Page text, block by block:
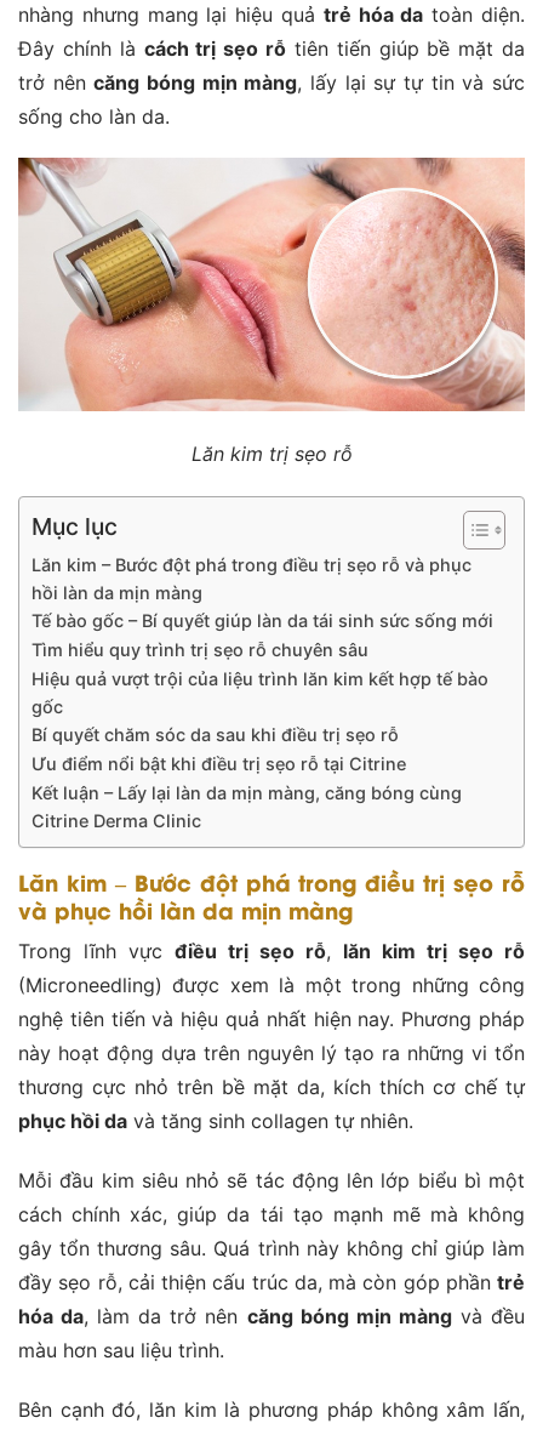
nhàng nhưng mang lại hiệu quả trẻ hóa da toàn diện.
Đây chính là cách trị sẹo rỗ tiên tiến giúp bề mặt da
trở nêncăng bóng mịn màng, lấy lại sự tự tin và sức
sống cho làn da.
Lăn kim trị sẹo rỗ
Mục lục
Lăn kim – Bước đột phá trong điều trị sẹo rỗ và phục
hồi làn da mịn màng
Tế bào gốc – Bí quyết giúp làn da tái sinh sức sống mới
Tìm hiểu quy trình trị sẹo rỗ chuyên sâu
Hiệu quả vượt trội của liệu trình lăn kim kết hợp tế bào
gốc
Bí quyết chăm sóc da sau khi điều trị sẹo rỗ
Ưu điểm nổi bật khi điều trị sẹo rỗ tại Citrine
Kết luận – Lấy lại làn da mịn màng, căng bóng cùng
Citrine Derma Clinic
Lăn kim – Bước đột phá trong điều trị sẹo rỗ
và phục hồi làn da mịn màng
Trong lĩnh vực điều trị sẹo rỗ, lăn kim trị sẹo rỗ
(Microneedling) được xem là một trong những công
nghệ tiên tiến và hiệu quả nhất hiện nay. Phương pháp
này hoạt động dựa trên nguyên lý tạo ra những vi tổn
thương cực nhỏ trên bề mặt da, kích thích cơ chế tự
phục hồi da và tăng sinh collagen tự nhiên.
Mỗi đầu kim siêu nhỏ sẽ tác động lên lớp biểu bì một
cách chính xác, giúp da tái tạo mạnh mẽ mà không
gây tổn thương sâu. Quá trình này không chỉ giúp làm
đầy sẹo rỗ, cải thiện cấu trúc da, mà còn góp phần trẻ
hóa da, làm da trở nên căng bóng mịn màngvà đều
màu hơn sau liệu trình.
Bên cạnh đó, lăn kim là phương pháp không xâm lấn,